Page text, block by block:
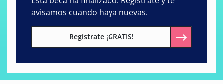
avisamos cuando haya nuevas.
Regístrate ¡GRATIS!